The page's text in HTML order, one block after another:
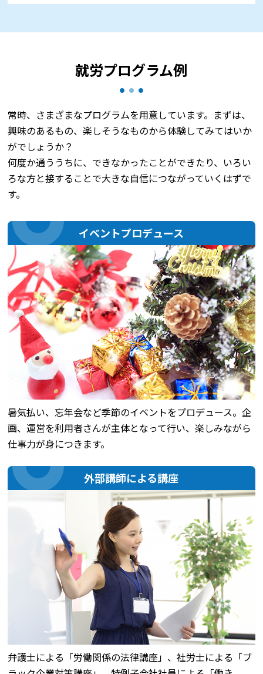
就労プログラム例
常時、さまざまなプログラムを用意しています。まずは、
興味のあるもの、楽しそうなものから体験してみてはいか
がでしょうか？
何度か通ううちに、できなかったことができたり、いろい
ろな方と接することで大きな自信につながっていくはずで
す。
イベントプロデュース
暑気払い、忘年会など季節のイベントをプロデュース。企
画、運営を利用者さんが主体となって行い、楽しみながら
仕事力が身につきます。
外部講師による講座
弁護士による「労働関係の法律講座」、社労士による「ブ